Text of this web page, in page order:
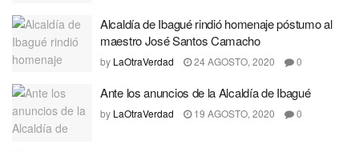
Alcaldía de Ibagué rindió homenaje póstumo al
maestro José Santos Camacho
by LaOtraVerdad 24 AGOSTO, 2020 0
Ante los anuncios de la Alcaldía de Ibagué
by LaOtraVerdad 19 AGOSTO, 2020 0